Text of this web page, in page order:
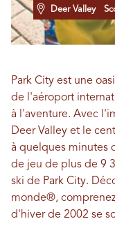
Deer Valley
Park City est une
de l'aéroport
à l'aventure. Avec
Deer Valley et le
à quelques minutes
de jeu de plus de 9
ski de Park City.
monde®,
d'hiver de 2002 se